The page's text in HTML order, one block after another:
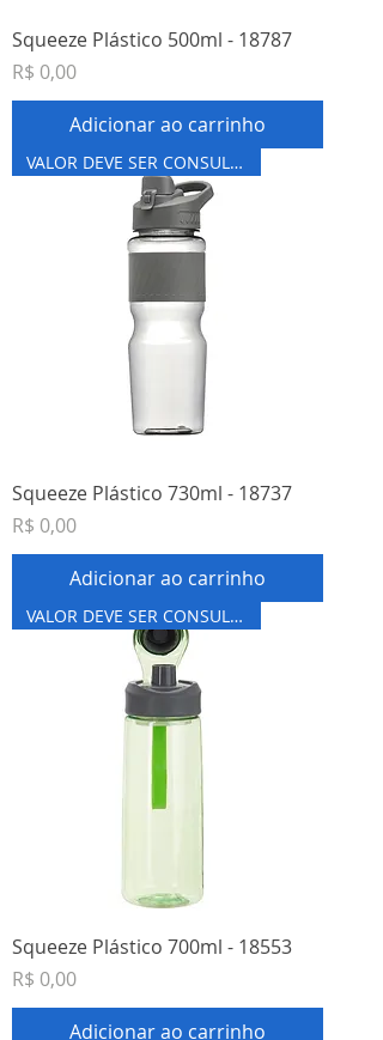
Squeeze Plástico 500ml - 18787
Preço
R$ 0,00
Adicionar ao carrinho
VALOR DEVE SER CONSULTADO
Squeeze Plástico 730ml - 18737
Preço
R$ 0,00
Adicionar ao carrinho
VALOR DEVE SER CONSULTADO
Squeeze Plástico 700ml - 18553
Preço
R$ 0,00
Adicionar ao carrinho